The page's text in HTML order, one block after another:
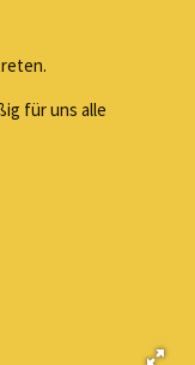
für uns alle